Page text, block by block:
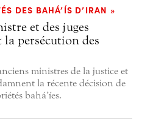
DES BAHÁ’ÍS D’IRAN »
et des juges
persécution des
ministres de la justice et
la récente décision de
bahá’íes.